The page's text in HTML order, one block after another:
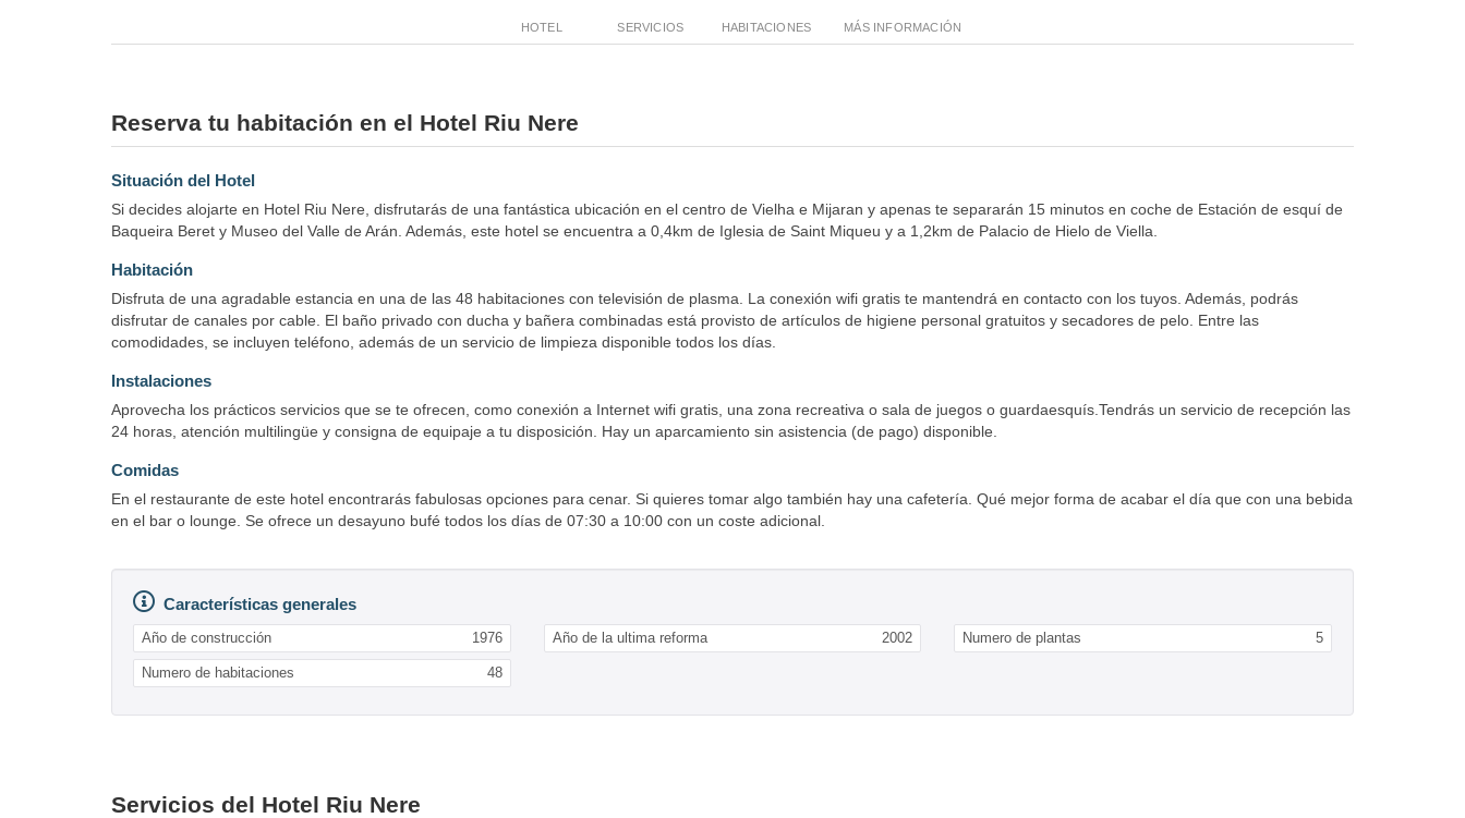
HOTEL SERVICIOS HABITACIONES MÁS INFORMACIÓN
Reserva tu habitación en el Hotel Riu Nere
Situación del Hotel
Si decides alojarte en Hotel Riu Nere, disfrutarás de una fantástica ubicación en el centro de Vielha e Mijaran y apenas te separarán 15 minutos en coche de Estación de esquí de
Baqueira Beret y Museo del Valle de Arán. Además, este hotel se encuentra a 0,4km de Iglesia de Saint Miqueu y a 1,2km de Palacio de Hielo de Viella.
Habitación
Disfruta de una agradable estancia en una de las 48 habitaciones con televisión de plasma. La conexión wifi gratis te mantendrá en contacto con los tuyos. Además, podrás
disfrutar de canales por cable. El baño privado con ducha y bañera combinadas está provisto de artículos de higiene personal gratuitos y secadores de pelo. Entre las
comodidades, se incluyen teléfono, además de un servicio de limpieza disponible todos los días.
Instalaciones
Aprovecha los prácticos servicios que se te ofrecen, como conexión a Internet wifi gratis, una zona recreativa o sala de juegos o guardaesquís.Tendrás un servicio de recepción las
24 horas, atención multilingüe y consigna de equipaje a tu disposición. Hay un aparcamiento sin asistencia (de pago) disponible.
Comidas
En el restaurante de este hotel encontrarás fabulosas opciones para cenar. Si quieres tomar algo también hay una cafetería. Qué mejor forma de acabar el día que con una bebida
en el bar o lounge. Se ofrece un desayuno bufé todos los días de 07:30 a 10:00 con un coste adicional.
Características generales
Año de construcción 1976 Año de la ultima reforma 2002 Numero de plantas 5
Numero de habitaciones 48
Servicios del Hotel Riu Nere